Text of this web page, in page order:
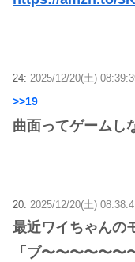
24: 2025/12/20(土)
>>19
曲面ってゲームし
20: 2025/12/20(土)
最近ワイちゃんの
「ブ〜〜〜〜〜